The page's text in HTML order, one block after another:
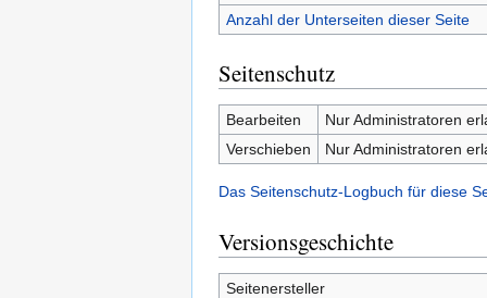
Anzahl der Unterseiten dieser Seite
Seitenschutz
Bearbeiten
Nur Administratoren
Verschieben
Nur Administratoren
Das Seitenschutz-Logbuch für diese
Versionsgeschichte
Seitenersteller